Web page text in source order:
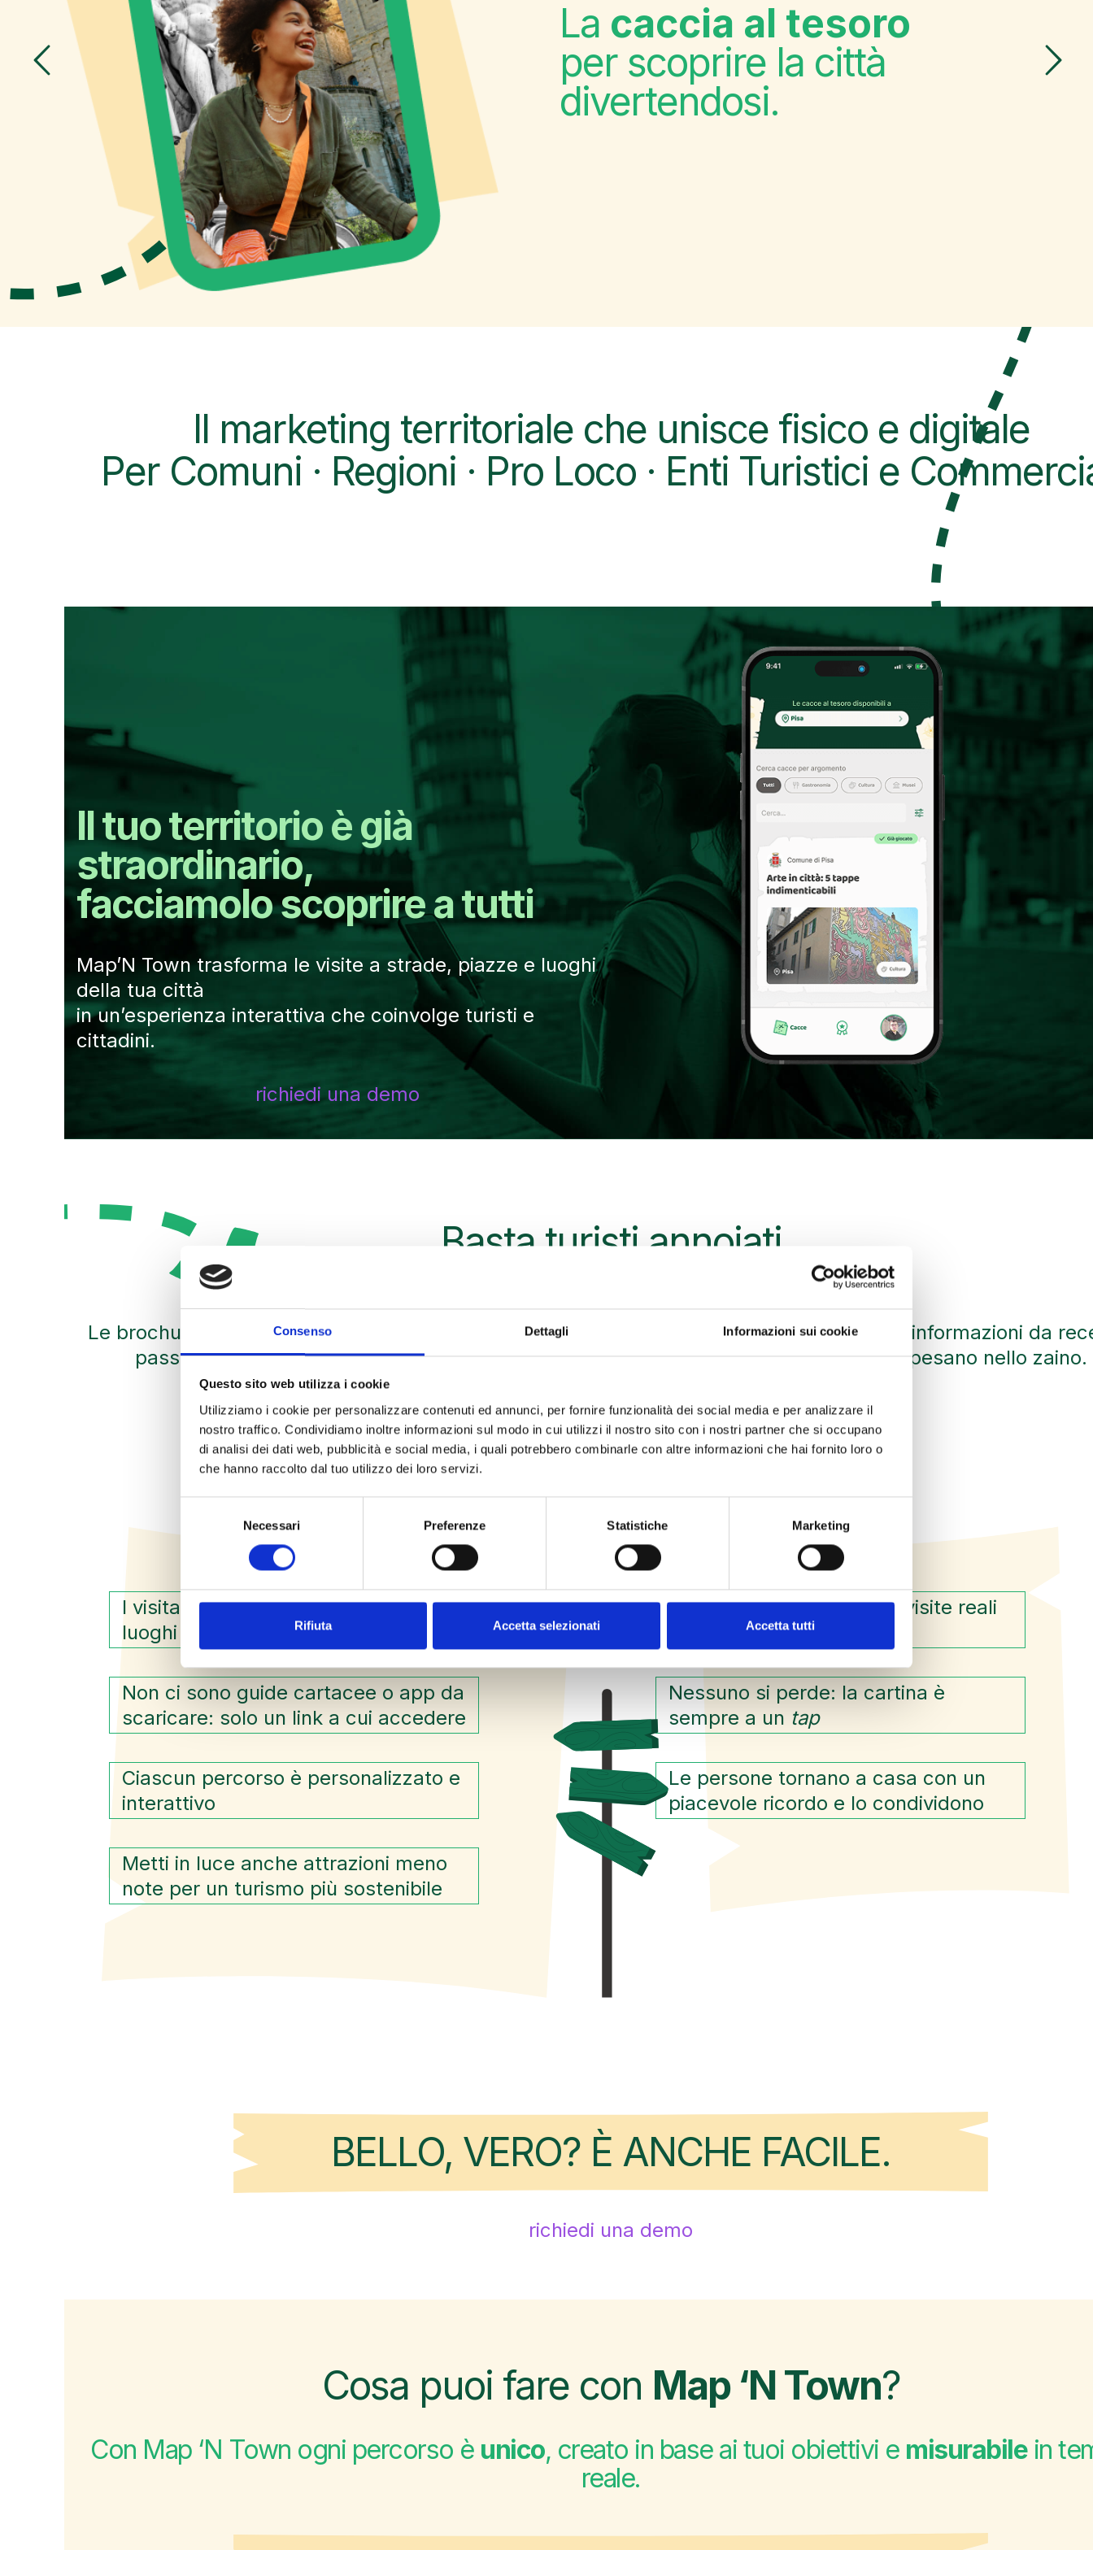
Consenso Dettagli Informazioni sui cookie
Questo sito web utilizza i cookie
Utilizziamo i cookie per personalizzare contenuti ed annunci, per fornire funzionalità dei social media e per analizzare il
nostro traffico. Condividiamo inoltre informazioni sul modo in cui utilizzi il nostro sito con i nostri partner che si occupano
di analisi dei dati web, pubblicità e social media, i quali potrebbero combinarle con altre informazioni che hai fornito loro o
che hanno raccolto dal tuo utilizzo dei loro servizi.
Necessari Preferenze Statistiche Marketing
Rifiuta Accetta selezionati Accetta tutti
La caccia al tesoro
per scoprire la città
divertendosi.
Il marketing territoriale che unisce fisico e digitale
Per Comuni · Regioni · Pro Loco · Enti Turistici e
Il tuo territorio è già
straordinario,
facciamolo scoprire a tutti
Map’N Town trasforma le visite a strade, piazze e luoghi
della tua città
in un’esperienza interattiva che coinvolge turisti e
cittadini.
richiedi una demo
Basta turisti annoiati
Le brochure finiscono nel cestino, le audioguide si scaricano, le visite guidate forniscono informazioni da
passivamente (che si dimenticano), le cartine si perdono al bar e le guide cartacee pesano nello zaino.
ConMap ‘N Town
I visitatori esplorano attivamente i
luoghi
Non ci sono guide cartacee o app da
scaricare: solo un link a cui accedere
Ciascun percorso è personalizzato e
interattivo
Metti in luce anche attrazioni meno
note per un turismo più sostenibile
Le attività locali ricevono visite reali
(e potenziali acquisti)
Nessuno si perde: la cartina è
sempre a un tap
Le persone tornano a casa con un
piacevole ricordo e lo condividono
BELLO, VERO? È ANCHE FACILE.
richiedi una demo
Cosa puoi fare con Map ‘N Town?
Con Map ‘N Town ogni percorso è unico, creato in base ai tuoi obiettivi e misurabilein
reale.